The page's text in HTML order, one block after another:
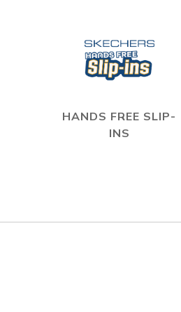
HANDS FREE SLIP-
INS